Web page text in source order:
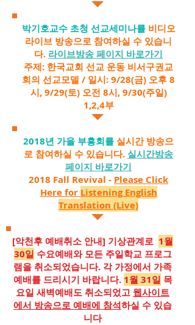
박기호교수 초청 선교세미나를 비디오
라이브 방송으로 참여하실 수 있습니
다. 라이브방송 페이지 바로가기
주제: 한국교회 선교 운동 비서구권교
회의 선교모델 / 일시: 9/28(금) 오후 8
시, 9/29(토) 오전 8시, 9/30(주일)
1,2,4부
2018년 가을 부흥회를실시간 방송으
로 참여하실 수 있습니다. 실시간방송
페이지 바로가기
2018 Fall Revival - Please Click
Here for Listening English
Translation (Live)
[악천후 예배취소 안내] 기상관계로 1월
30일 수요예배와 모든 주일학교 프로그
램을 취소되었습니다. 각 가정에서 가족
예배를 드리시기 바랍니다. 1월 31일 목
요일 새벽예배도 취소되었고 웹사이트
에서 방송으로 예배에 참석하실 수 있습
니다